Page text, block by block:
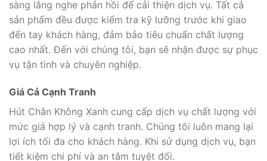
sàng lắng nghe phản hồi để cải thiện dịch vụ. Tất cả
sản phẩm đều được kiểm tra kỹ lưỡng trước khi giao
đến tay khách hàng, đảm bảo tiêu chuẩn chất lượng
cao nhất. Đến với chúng tôi, bạn sẽ nhận được sự phục
vụ tận tình và chuyên nghiệp.
Giá Cả Cạnh Tranh
Hút Chân Không Xanh cung cấp dịch vụ chất lượng với
mức giá hợp lý và cạnh tranh. Chúng tôi luôn mang lại
lợi ích tối đa cho khách hàng. Khi sử dụng dịch vụ, bạn
tiết kiệm chi phí và an tâm tuyệt đối.